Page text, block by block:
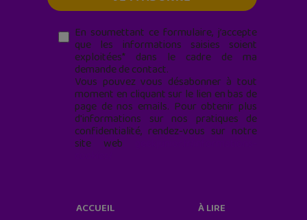
En soumettant ce formulaire, j’accepte
que les informations saisies soient
exploitées* dans le cadre de ma
demande de contact.
Vous pouvez vous désabonner à tout
moment en cliquant sur le lien en bas de
page de nos emails. Pour obtenir plus
d'informations sur nos pratiques de
confidentialité, rendez-vous sur notre
site web
ACCUEIL
À LIRE